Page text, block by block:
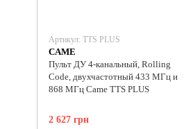
Артикул: TTS PLUS
CAME
Пульт ДУ 4-канальный, Rolling
Code, двухчастотный 433 МГц и
868 МГц Came TTS PLUS
2 627 грн